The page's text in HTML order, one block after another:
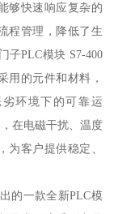
够快速响应复杂的
程管理，降低了生
子PLC模块 S7-400
用的元件和材料，
环境下的可靠运
在电磁干扰、温度
为客户提供稳定、
一款全新PLC模